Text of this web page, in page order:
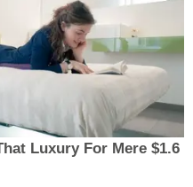
Luxury For Mere $1.6